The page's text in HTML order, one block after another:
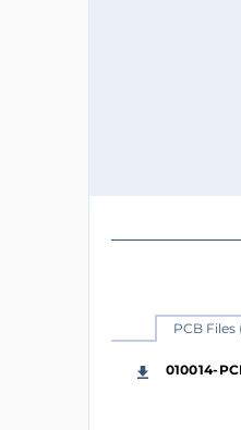
PCB Files
010014-